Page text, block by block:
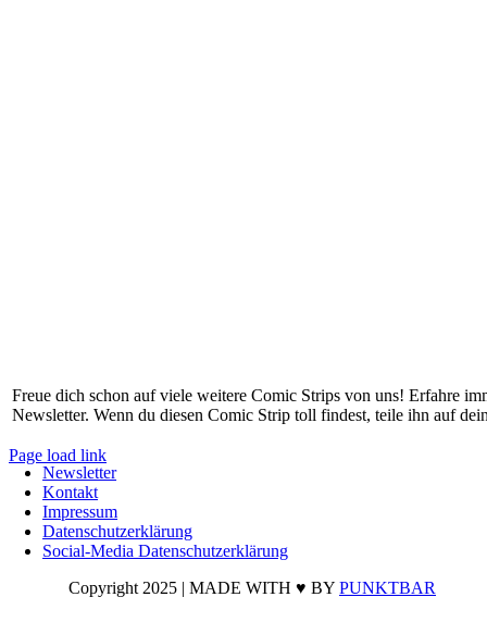
Freue dich schon auf viele weitere Comic Strips von uns! Erfahre
Newsletter. Wenn du diesen Comic Strip toll findest, teile ihn auf
Newsletter
Kontakt
Impressum
Datenschutzerklärung
Social-Media Datenschutzerklärung
Copyright 2025 | MADE WITH ♥ BY PUNKTBAR
Page load link
Nach
oben